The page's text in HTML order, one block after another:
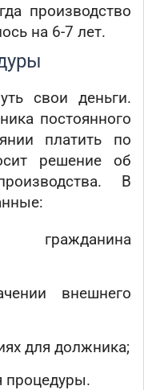
производство
на 6-7 лет.
свои деньги.
постоянного
платить по
решение об
В
внешнего
для должника;
процедуры.